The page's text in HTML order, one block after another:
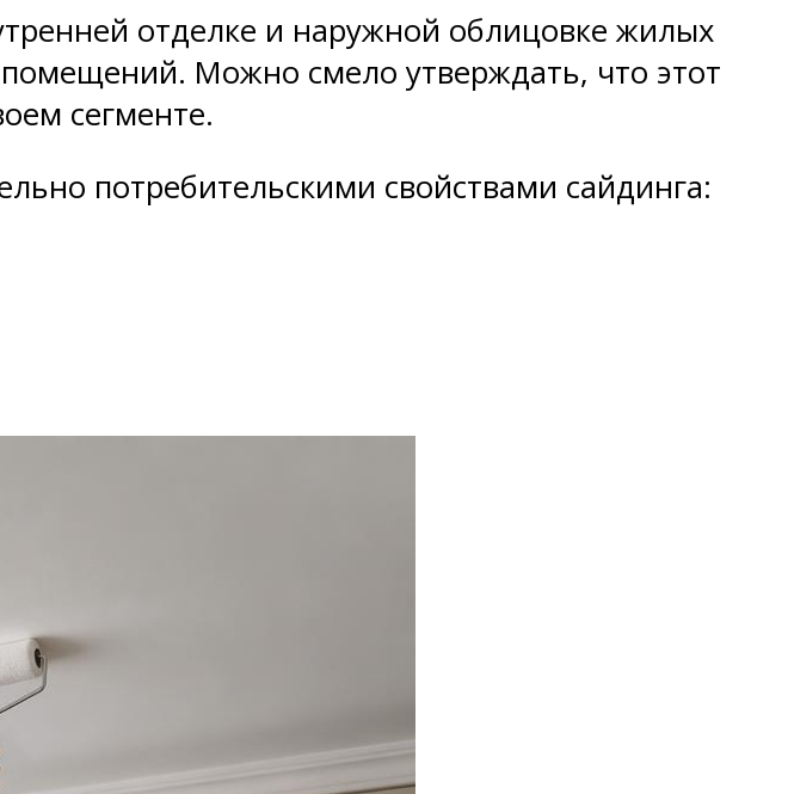
отделке и наружной облицовке жилых
Можно смело утверждать, что этот
сегменте.
потребительскими свойствами сайдинга: